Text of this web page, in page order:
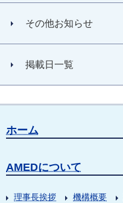
その他お知らせ
掲載日一覧
ホーム
AMEDについて
理事長挨拶 機構概要